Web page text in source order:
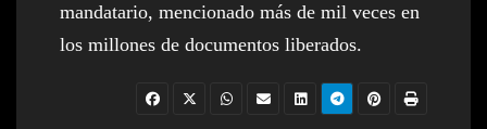
mandatario, mencionado más de mil veces en
los millones de documentos liberados.